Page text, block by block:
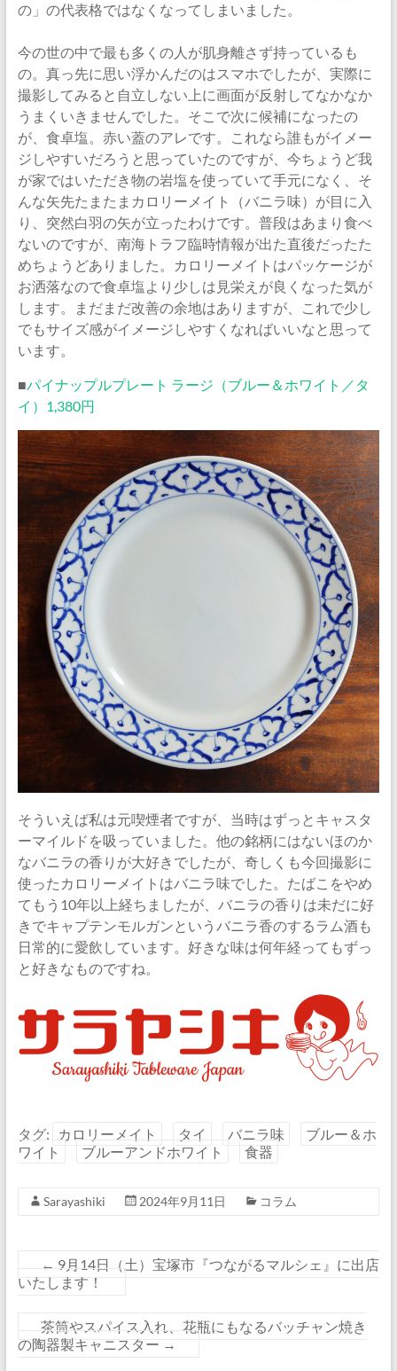
グ
の」の代表格ではなくなってしまいました。
今の世の中で最も多くの人が肌身離さず持っているも
の。真っ先に思い浮かんだのはスマホでしたが、実際に
撮影してみると自立しない上に画面が反射してなかなか
うまくいきませんでした。そこで次に候補になったの
が、食卓塩。赤い蓋のアレです。これなら誰もがイメー
ジしやすいだろうと思っていたのですが、今ちょうど我
が家ではいただき物の岩塩を使っていて手元になく、そ
んな矢先たまたまカロリーメイト（バニラ味）が目に入
り、突然白羽の矢が立ったわけです。普段はあまり食べ
ないのですが、南海トラフ臨時情報が出た直後だったた
めちょうどありました。カロリーメイトはパッケージが
お洒落なので食卓塩より少しは見栄えが良くなった気が
します。まだまだ改善の余地はありますが、これで少し
でもサイズ感がイメージしやすくなればいいなと思って
います。
■パイナップルプレート ラージ（ブルー＆ホワイト／タ
イ）1,380円
そういえば私は元喫煙者ですが、当時はずっとキャスタ
ーマイルドを吸っていました。他の銘柄にはないほのか
なバニラの香りが大好きでしたが、奇しくも今回撮影に
使ったカロリーメイトはバニラ味でした。たばこをやめ
てもう10年以上経ちましたが、バニラの香りは未だに好
きでキャプテンモルガンというバニラ香のするラム酒も
日常的に愛飲しています。好きな味は何年経ってもずっ
と好きなものですね。
タグ: カロリーメイト タイ バニラ味
ブルー＆ホ
ワイト
ブルーアンドホワイト 食器
Sarayashiki 2024年9月11日 コラム
← 9月14日（土）宝塚市『つながるマルシェ』に出店
いたします！
茶筒やスパイス入れ、花瓶にもなるバッチャン焼き
の陶器製キャニスター →